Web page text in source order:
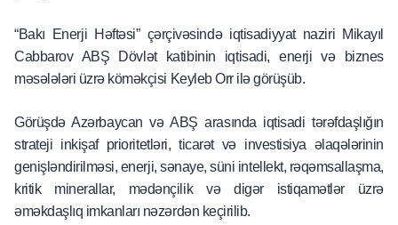
“Bakı Enerji Həftəsi” çərçivəsində iqtisadiyyat naziri Mikayıl
Cabbarov ABŞ Dövlət katibinin iqtisadi, enerji və biznes
məsələləri üzrə köməkçisi Keyleb Orr ilə görüşüb.
Görüşdə Azərbaycan və ABŞ arasında iqtisadi tərəfdaşlığın
strateji inkişaf prioritetləri, ticarət və investisiya əlaqələrinin
genişləndirilməsi, enerji, sənaye, süni intellekt, rəqəmsallaşma,
kritik minerallar, mədənçilik və digər istiqamətlər üzrə
əməkdaşlıq imkanları nəzərdən keçirilib.